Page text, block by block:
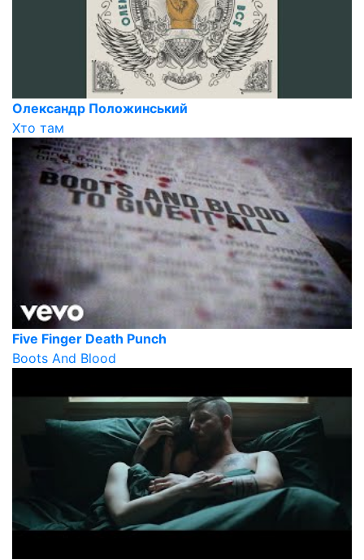
Олександр Положинський
Хто там
Five Finger Death Punch
Boots And Blood